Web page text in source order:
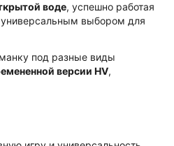
воде, успешно работая
универсальным выбором для
под разные виды
версии HV,